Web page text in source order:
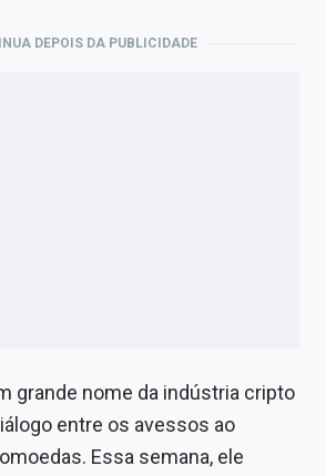
DEPOIS DA PUBLICIDADE
grande nome da indústria cripto
entre os avessos ao
Essa semana, ele